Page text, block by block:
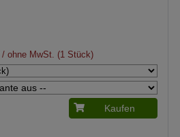
/ ohne MwSt. (1 Stück)
Kaufen